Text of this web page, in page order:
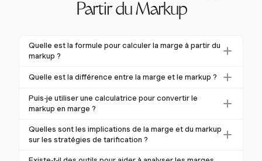
Partir du Markup
Quelle est la formule pour calculer la marge à partir du
markup ?
La formule pour convertir le markup en marge est :
un markup de 50 % se traduit par une marge de
33,3 %.
Quelle est la différence entre la marge et le markup ?
Le markup est le montant ajouté au coût d'un produit
pour déterminer son prix de vente, tandis que la
profit.
Puis-je utiliser une calculatrice pour convertir le
markup en marge ?
Oui, les calculatrices interactives peuvent simplifier
cette conversion en fournissant des calculs de marge
Quelles sont les implications de la marge et du markup
sur les stratégies de tarification ?
Mal comprendre la marge et le markup peut entraîner